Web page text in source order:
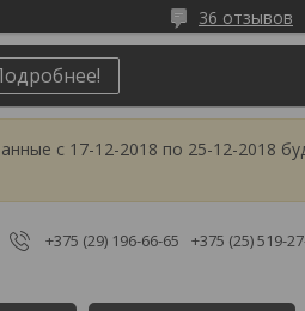
36 отзывов
с 17-12-2018 по 25-12-2018
+375 (29) 196-66-65 +375 (25) 519-